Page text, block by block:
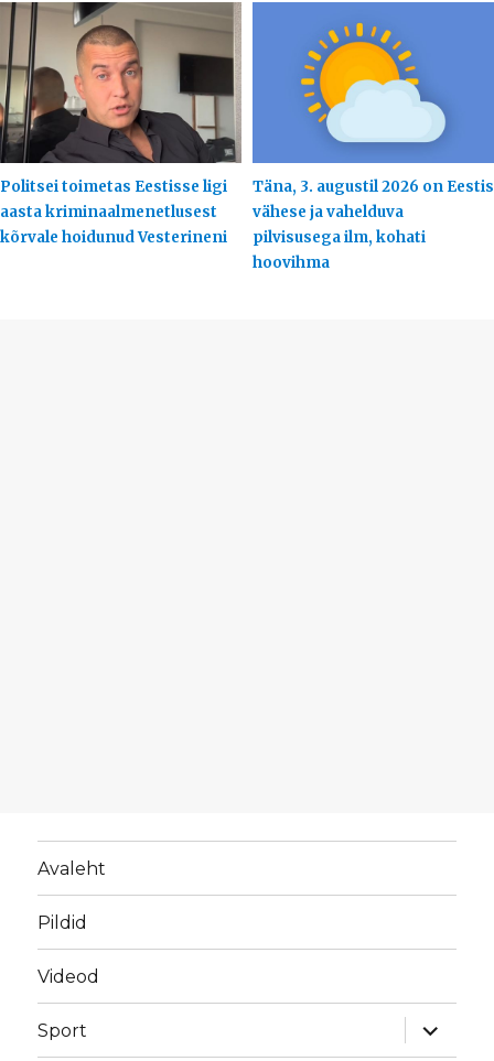
Politsei toimetas Eestisse ligi
aasta kriminaalmenetlusest
kõrvale hoidunud Vesterineni
Täna, 3. augustil 2026 on Eestis
vähese ja vahelduva
pilvisusega ilm, kohati
hoovihma
Avaleht
Pildid
Videod
Sport
laienda